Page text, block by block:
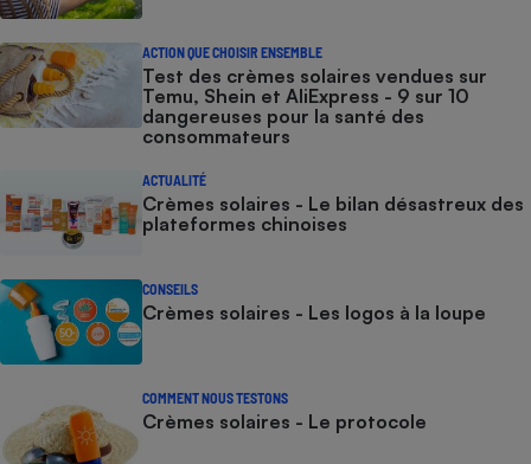
ACTION QUE CHOISIR ENSEMBLE
Test des crèmes solaires vendues sur
Temu, Shein et AliExpress - 9 sur 10
dangereuses pour la santé des
consommateurs
ACTUALITÉ
Crèmes solaires - Le bilan désastreux des
plateformes chinoises
CONSEILS
Crèmes solaires - Les logos à la loupe
COMMENT NOUS TESTONS
Crèmes solaires - Le protocole